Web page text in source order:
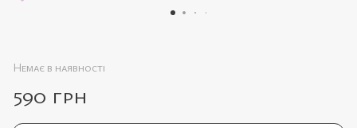
Немає в наявності
590 грн